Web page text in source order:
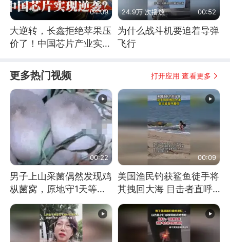
04:09
大逆转，长鑫拒绝苹果压
价了！中国芯片产业实现
24.9万 次播放 00:52
为什么战斗机要追着导弹
飞行
更多热门视频 打开应用 查看更多
00:22
男子上山采菌偶然发现鸡
枞菌窝，原地守1天等它
长大：挖了140多朵
00:09
美国渔民钓获鲨鱼徒手将
其拽回大海 目击者直呼
震惊 （视频来源：参考
消息）